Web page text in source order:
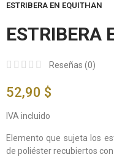
ESTRIBERA EN EQUITHAN
ESTRIBERA
Reseñas (0)
52,90 $
IVA incluido
Elemento que sujeta los
de poliéster recubiertos